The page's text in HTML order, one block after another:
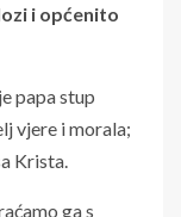
i općenito
papa stup
vjere i morala;
Krista.
ga s